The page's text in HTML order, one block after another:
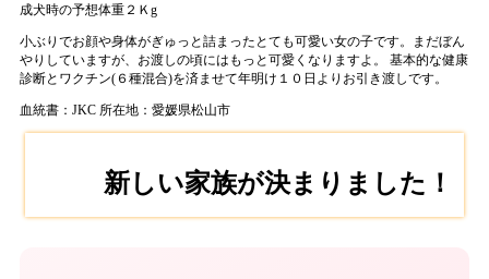
成犬時の予想体重２Ｋg
小ぶりでお顔や身体がぎゅっと詰まったとても可愛い女の子です。まだぼん
やりしていますが、お渡しの頃にはもっと可愛くなりますよ。 基本的な健康
診断とワクチン(６種混合)を済ませて年明け１０日よりお引き渡しです。
血統書：JKC 所在地：愛媛県松山市
新しい家族が決まりました！